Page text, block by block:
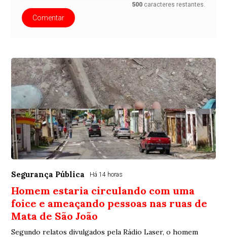
500 caracteres restantes.
Comentar
Segurança Pública Há 14 horas
Homem estaria circulando com uma
foice e ameaçando pessoas nas ruas de
Mata de São João
Segundo relatos divulgados pela Rádio Laser, o homem